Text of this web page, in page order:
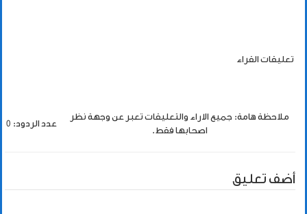
تعليقات القراء
ملاحظة هامة: جميع الاراء والتعليقات تعبر عن وجهة نظر
اصحابها فقط.
عدد الردود: 0
أضف تعليق